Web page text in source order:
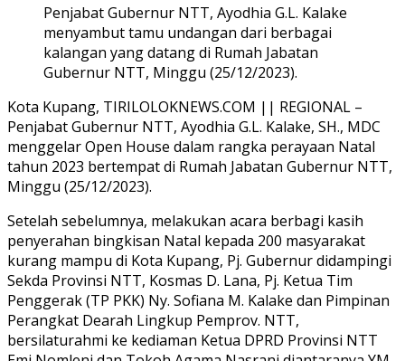
Penjabat Gubernur NTT, Ayodhia G.L. Kalake
menyambut tamu undangan dari berbagai
kalangan yang datang di Rumah Jabatan
Gubernur NTT, Minggu (25/12/2023).
Kota Kupang, TIRILOLOKNEWS.COM || REGIONAL –
Penjabat Gubernur NTT, Ayodhia G.L. Kalake, SH., MDC
menggelar Open House dalam rangka perayaan Natal
tahun 2023 bertempat di Rumah Jabatan Gubernur NTT,
Minggu (25/12/2023).
Setelah sebelumnya, melakukan acara berbagi kasih
penyerahan bingkisan Natal kepada 200 masyarakat
kurang mampu di Kota Kupang, Pj. Gubernur didampingi
Sekda Provinsi NTT, Kosmas D. Lana, Pj. Ketua Tim
Penggerak (TP PKK) Ny. Sofiana M. Kalake dan Pimpinan
Perangkat Dearah Lingkup Pemprov. NTT,
bersilaturahmi ke kediaman Ketua DPRD Provinsi NTT